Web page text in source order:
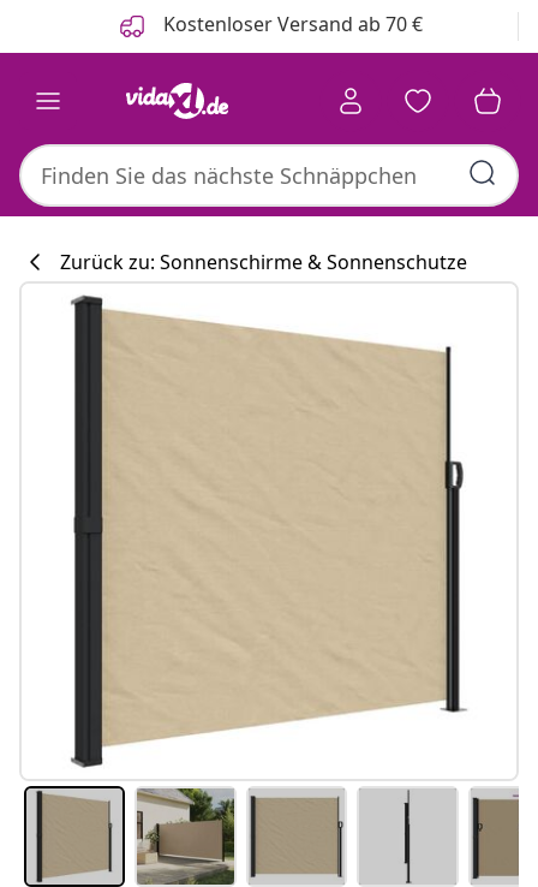
Kostenloser Versand ab 70 €
Zurück zu: Sonnenschirme & Sonnenschutze